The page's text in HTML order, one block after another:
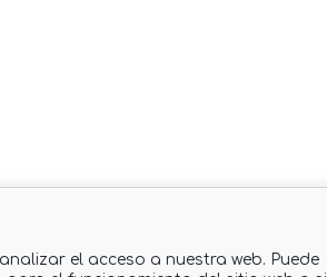
el acceso a nuestra web. Puede